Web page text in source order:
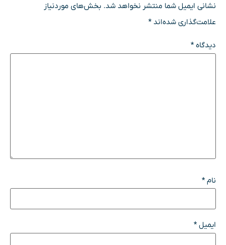
نشانی ایمیل شما منتشر نخواهد شد. بخش‌های موردنیاز
علامت‌گذاری شده‌اند*
دیدگاه*
نام*
ایمیل*